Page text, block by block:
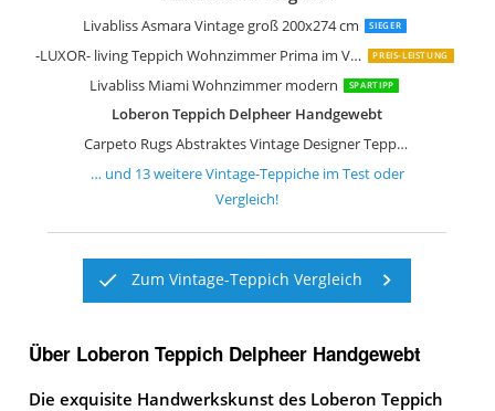
Livabliss Asmara Vintage groß 200x274 cm SIEGER
-LUXOR- living Teppich Wohnzimmer Prima im Vintage Design PREIS-LEISTUNG
Livabliss Miami Wohnzimmer modern SPARTIPP
Loberon Teppich Delpheer Handgewebt
Carpeto Rugs Abstraktes Vintage Designer Teppich
Loberon Teppich Lortet Vintage-Look
Loberon Teppich Louvarie
Surya Tampa Vintage Teppich
Loberon Teppich Daryush
Safavieh Vintage Inspirierter Teppich
Safavieh Wohnzimmer Teppich
… und 13weitereVintage-Teppicheim Test oder
Vergleich!
Zum Vintage-Teppich Vergleich
Über Loberon Teppich Delpheer Handgewebt
Die exquisite Handwerkskunst des Loberon Teppich